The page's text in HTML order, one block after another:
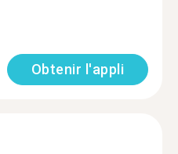
Obtenir l'appli